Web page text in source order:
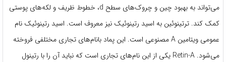
می‌تواند به بهبود چین و چروک‌های سطح d، خطوط ظریف و لکه‌های پوستی
کمک کند. ترتینوئین به اسید رتینوئیک نیز معروف است. اسید رتینوئیک نام
عمومی ویتامین A مصنوعی است. این پماد بانام‌های تجاری مختلفی فروخته
می‌شود. Retin-A یکی از این نام‌های تجاری است که نباید آن را با رتینول